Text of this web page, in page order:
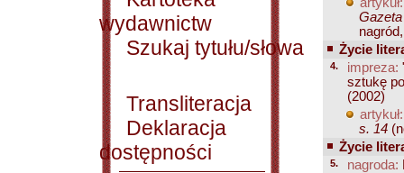
wydawnictw
Szukaj tytułu/słowa
Transliteracja
Deklaracja
dostępności
Życie
4. impreza:
sztukę
(2002)
artykuł:
s. 14
Życie
5. nagroda: